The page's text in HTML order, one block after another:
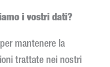
i vostri dati?
mantenere la
trattate nei nostri